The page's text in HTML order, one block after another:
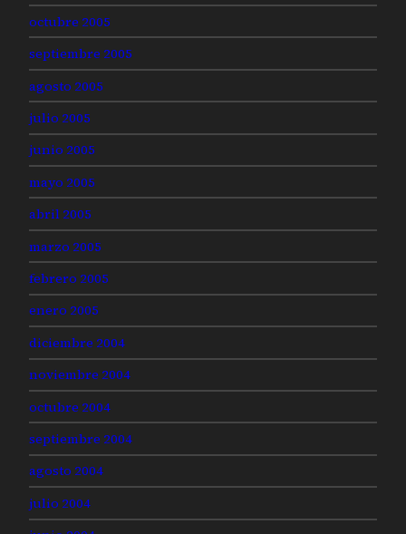
octubre 2005
septiembre 2005
agosto 2005
julio 2005
junio 2005
mayo 2005
abril 2005
marzo 2005
febrero 2005
enero 2005
diciembre 2004
noviembre 2004
octubre 2004
septiembre 2004
agosto 2004
julio 2004